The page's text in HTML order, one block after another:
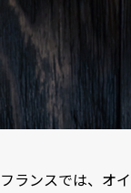
フランスでは、オ